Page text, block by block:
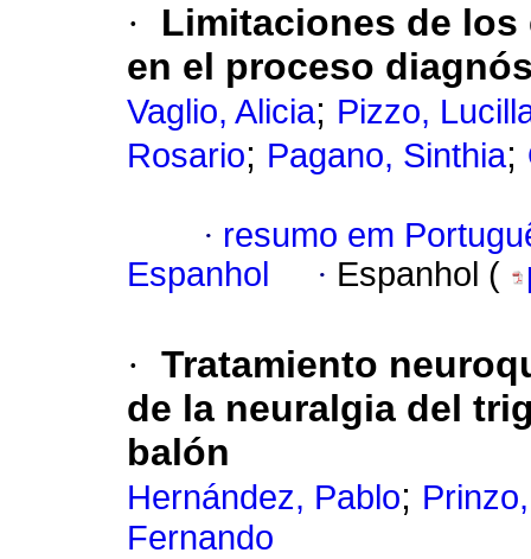
·
Limitaciones de
en el proceso
Vaglio, Alicia; Pizzo,
Rosario; Pagano, Sinthia;
· resumo em
Espanhol
· Espanhol (
· Tratamiento
de la neuralgia del
balón
Hernández, Pablo;
Fernando